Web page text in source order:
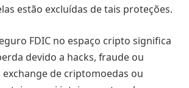
estão excluídas de tais proteções.
FDIC no espaço cripto significa
devido a hacks, fraude ou
exchange de criptomoedas ou